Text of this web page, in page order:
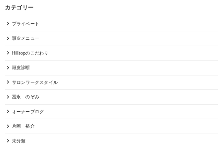
カテゴリー
プライベート
頭皮メニュー
Hilltopのこだわり
頭皮診断
サロンワークスタイル
冨永 のぞみ
オーナーブログ
片岡 裕介
未分類